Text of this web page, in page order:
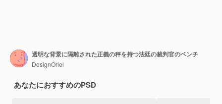
透明な背景に隔離された正義の秤を持つ法廷の裁判官のベンチ
DesignOriel
あなたにおすすめのPSD